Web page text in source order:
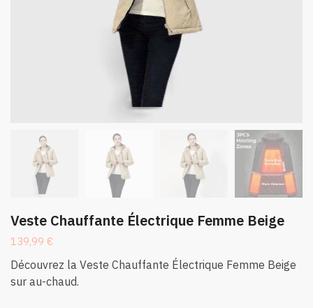
Veste Chauffante Électrique Femme Beige
139,99 €
Découvrez la Veste Chauffante Électrique Femme Beige
sur au-chaud.